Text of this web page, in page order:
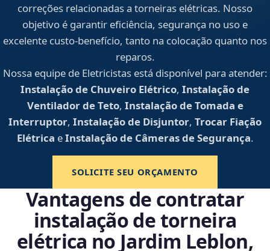
correções relacionadas a torneiras elétricas. Nosso
objetivo é garantir eficiência, segurança no uso e
excelente custo-benefício, tanto na colocação quanto nos
reparos.
Nossa equipe de Eletricistas está disponível para atender:
Instalação de Chuveiro Elétrico, Instalação de
Ventilador de Teto, Instalação de Tomada e
Interruptor, Instalação de Disjuntor, Trocar Fiação
Elétrica eInstalação de Câmeras de Segurança.
SOLICITE SEU ORÇAMENTO
Vantagens de contratar
instalação de torneira
elétrica no Jardim Leblon,